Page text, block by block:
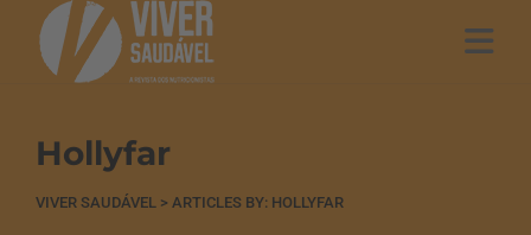
Hollyfar
VIVER SAUDÁVEL > ARTICLES BY: HOLLYFAR